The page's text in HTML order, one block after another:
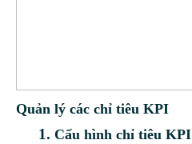
Quản lý các chỉ tiêu KPI
Cấu hình chỉ tiêu KPI